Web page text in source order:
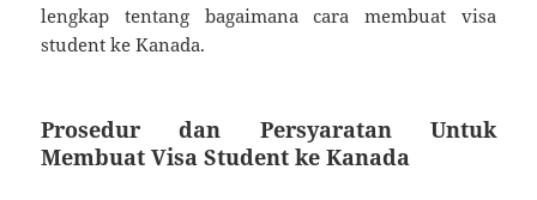
lengkap tentang bagaimana cara membuat visa
student ke Kanada.
Prosedur dan Persyaratan Untuk
Membuat Visa Student ke Kanada